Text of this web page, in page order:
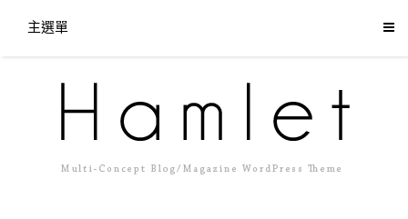
主選單